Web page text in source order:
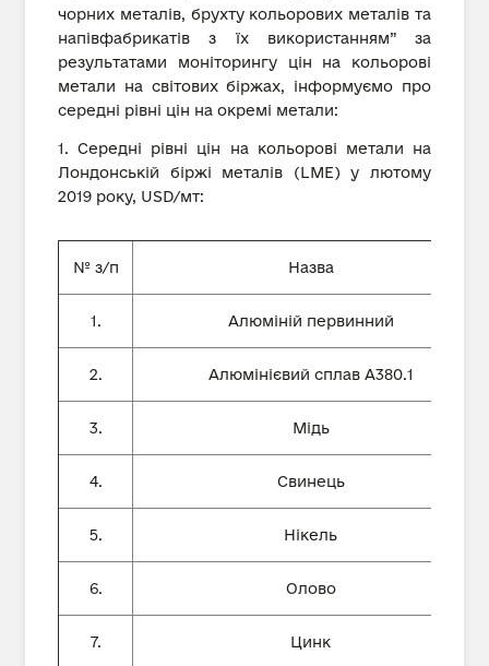
чорних металів, брухту кольорових металів та
напівфабрикатів з їх використанням” за
результатами моніторингу цін на кольорові
метали на світових біржах, інформуємо про
середні рівні цін на окремі метали:
1. Середні рівні цін на кольорові метали на
Лондонській біржі металів (LME) у лютому
2019 року, USD/мт:
№ з/п Назва
1. Алюміній первинний
2. Алюмінієвий сплав А380.1
3. Мідь
4. Свинець
5. Нікель
6. Олово
7. Цинк